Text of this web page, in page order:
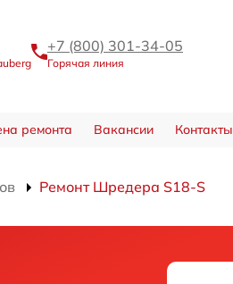
+7 (800) 301-34-05
Горячая линия
ремонта Вакансии Контакты
Ремонт Шредера S18-S